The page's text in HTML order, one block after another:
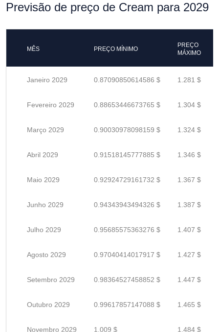
Previsão de preço de Cream para 2029
MÊS PREÇO MÍNIMO
PREÇO
MÁXIMO
Janeiro 2029 0.87090850614586 $ 1.281 $
Fevereiro 2029 0.88653446673765 $ 1.304 $
Março 2029 0.90030978098159 $ 1.324 $
Abril 2029 0.91518145777885 $ 1.346 $
Maio 2029 0.92924729161732 $ 1.367 $
Junho 2029 0.94343943494326 $ 1.387 $
Julho 2029 0.95685575363276 $ 1.407 $
Agosto 2029 0.97040414017917 $ 1.427 $
Setembro 2029 0.98364527458852 $ 1.447 $
Outubro 2029 0.99617857147088 $ 1.465 $
Novembro 2029 1.009 $ 1.484 $